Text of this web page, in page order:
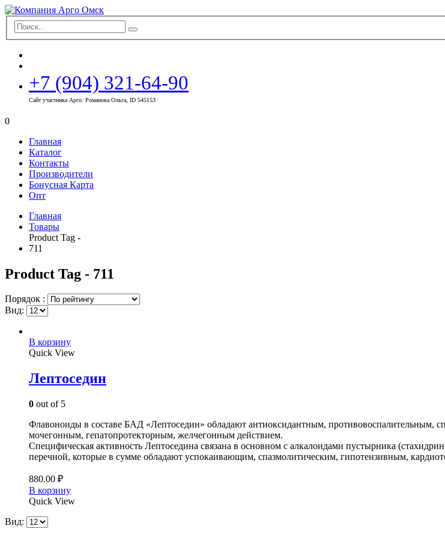
+7 (904) 321-64-90
Сайт участника Арго: Романова Ольга, ID 545153
0
Главная
Каталог
Контакты
Производители
Бонусная Карта
Опт
Главная
Товары
Product Tag -
711
Product Tag - 711
Порядок :
Вид:
В корзину
Quick View
Лептоседин
0 out of 5
Флавоноиды в составе БАД «Лептоседин» обладают антиоксидантным, противовоспалительным,
мочегонным, гепатопротекторным, желчегонным действием.
Специфическая активность Лептоседина связана в основном с алкалоидами пустырника
перечной, которые в сумме обладают успокаивающим, спазмолитическим, гипотензивным,
880.00 ₽
В корзину
Quick View
Вид: